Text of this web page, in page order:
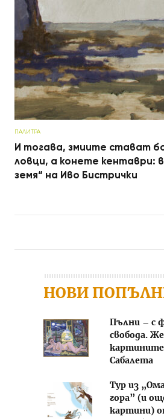
ПАЛИТРА
И тогава, змиите стават
ловци, а конете кентаври:
земя“ на Иво Бистрички
НОВИ
Пълни – с
свобода.
картините
Сабалета
Тур из
гора” (и
картини)